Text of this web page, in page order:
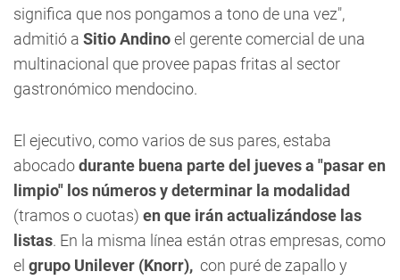
significa que nos pongamos a tono de una vez",
admitió a Sitio Andinoel gerente comercial de una
multinacional que provee papas fritas al sector
gastronómico mendocino.
El ejecutivo, como varios de sus pares, estaba
abocadodurante buena parte del jueves a "pasar en
limpio" los números y determinar la modalidad
(tramos o cuotas) en que irán actualizándose las
listas. En la misma línea están otras empresas, como
el grupo Unilever (Knorr), con puré de zapallo y